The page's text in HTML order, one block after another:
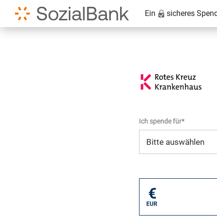
Ein sicheres
Ich spende für*
€
EUR